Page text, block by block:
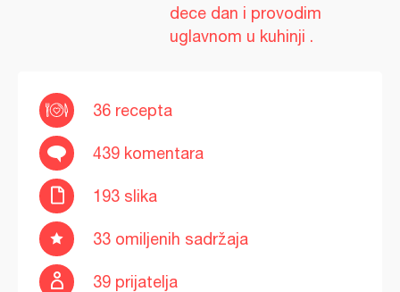
dece dan i provodim
uglavnom u kuhinji .
36 recepta
439 komentara
193 slika
33 omiljenih sadržaja
39 prijatelja